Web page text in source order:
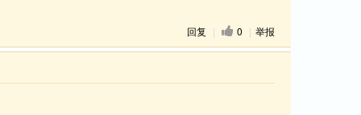
回复 | 0 | 举报